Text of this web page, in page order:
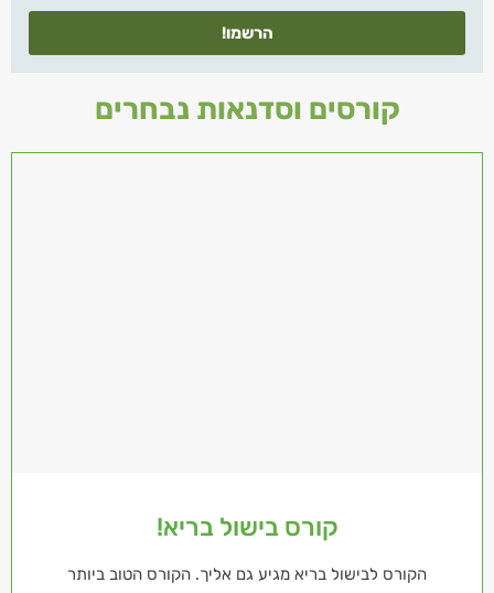
הרשמו!
קורסים וסדנאות נבחרים
קורס בישול בריא!
הקורס לבישול בריא מגיע גם אליך. הקורס הטוב ביותר